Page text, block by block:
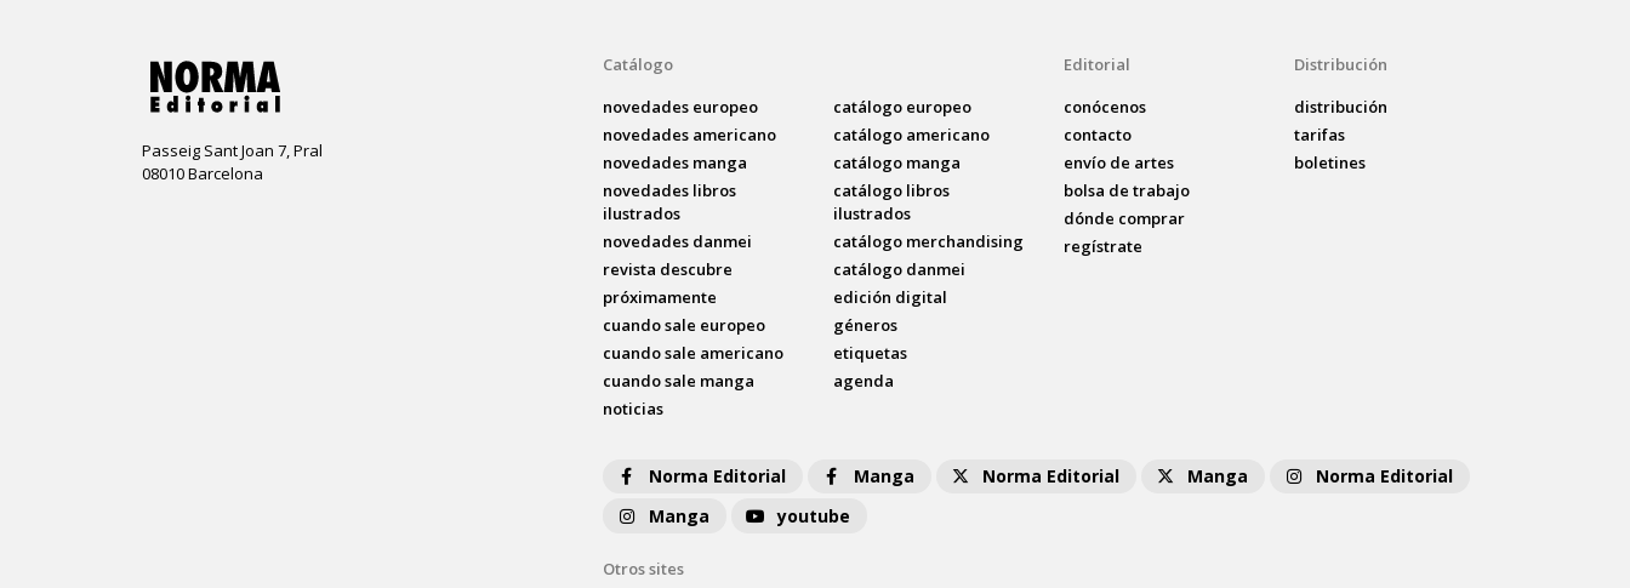
Passeig Sant Joan 7, Pral
08010 Barcelona
Catálogo
novedades europeo
novedades americano
novedades manga
novedades libros
ilustrados
novedades danmei
revista descubre
próximamente
cuando sale europeo
cuando sale americano
cuando sale manga
noticias
catálogo europeo
catálogo americano
catálogo manga
catálogo libros
ilustrados
catálogo merchandising
catálogo danmei
edición digital
géneros
etiquetas
agenda
Editorial
conócenos
contacto
envío de artes
bolsa de trabajo
dónde comprar
regístrate
Distribución
distribución
tarifas
boletines
Norma Editorial Manga Norma Editorial Manga
Norma Editorial
Manga
youtube
Otros sites